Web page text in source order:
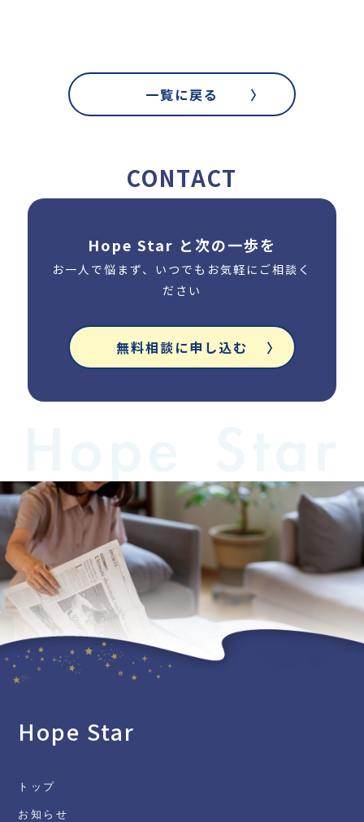
一覧に戻る
CONTACT
Hope Star と次の一歩を
お一人で悩まず、いつでもお気軽にご相談く
ださい
無料相談に申し込む
Hope Star
トップ
お知らせ